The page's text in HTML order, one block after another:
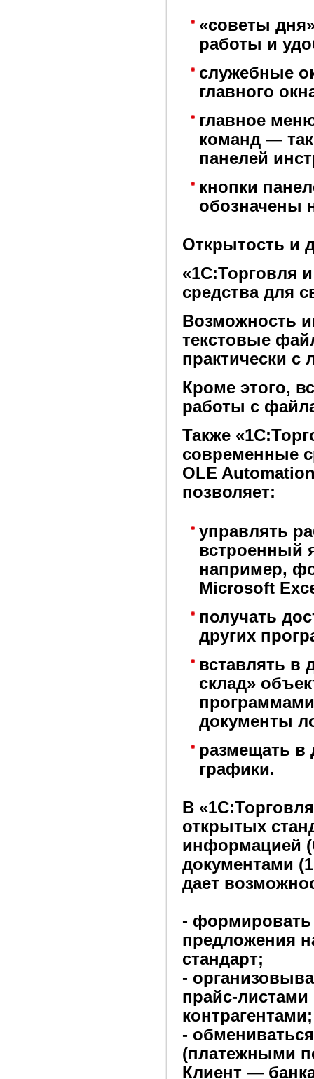
«советы
работы и
служебные
главного
главное
команд —
панелей
кнопки
обозначены
Открытость и
«1С:Торговля
средства для
Возможность
текстовые
практически
Кроме этого,
работы с
Также
современные
OLE
позволяет:
управлять
встроенный
например,
Microsoft
получать
других
вставлять в
склад»
документы
размещать в
графики.
В
открытых
информацией
документами
дает
- формировать
предложения
стандарт;
-
прайс-
контрагентами;
-
(платежными
Клиент —